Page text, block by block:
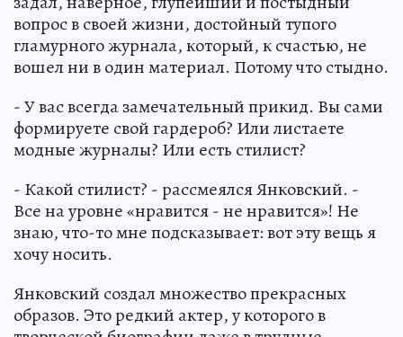
вопрос в своей жизни, достойный тупого
гламурного журнала, который, к счастью, не
вошел ни в один материал. Потому что стыдно.
- У вас всегда замечательный прикид. Вы сами
формируете свой гардероб? Или листаете
модные журналы? Или есть стилист?
- Какой стилист? - рассмеялся Янковский. -
Все на уровне «нравится - не нравится»! Не
знаю, что-то мне подсказывает: вот эту вещь я
хочу носить.
Янковский создал множество прекрасных
образов. Это редкий актер, у которого в